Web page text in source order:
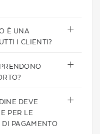
È UNA
I CLIENTI?
DEVE
PER LE
PAGAMENTO